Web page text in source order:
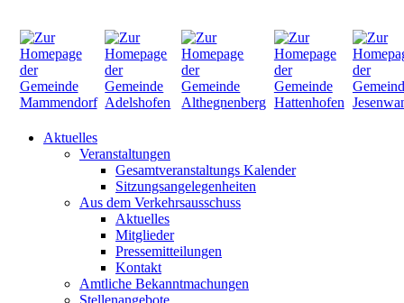
Aktuelles
Veranstaltungen
Gesamtveranstaltungs Kalender
Sitzungsangelegenheiten
Aus dem Verkehrsausschuss
Aktuelles
Mitglieder
Pressemitteilungen
Kontakt
Amtliche Bekanntmachungen
Stellenangebote